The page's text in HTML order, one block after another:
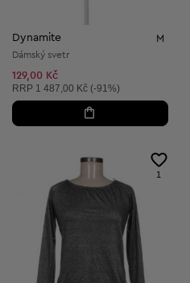
Dynamite M
Dámský svetr
129,00 Kč
Doporučená cena:
RRP 1 487,00 Kč (-91%)
1